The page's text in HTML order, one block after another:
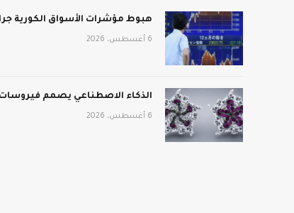
هبوط مؤشرات الأسواق الكورية
6 أغسطس، 2026
الذكاء الاصطناعي يصمم
6 أغسطس، 2026